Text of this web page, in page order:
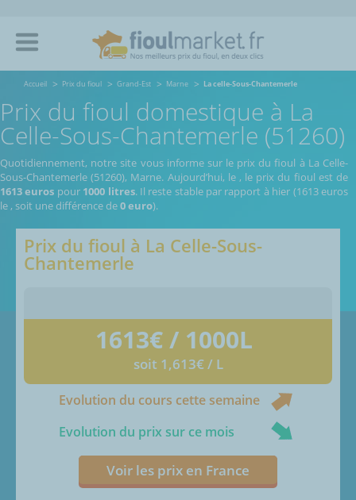
Accueil Prix du fioul Grand-Est Marne La celle-Sous-Chantemerle
Prix du fioul domestique à La
Celle-Sous-Chantemerle (51260)
Quotidiennement, notre site vous informe sur le prix du fioul à La Celle-
Sous-Chantemerle (51260), Marne. Aujourd’hui, le , le prix du fioul est de
1613 euros pour 1000 litres. Il reste stable par rapport à hier (1613 euros
le , soit une différence de0 euro).
Prix du fioul à La Celle-Sous-
Chantemerle
1613€ / 1000L
soit 1,613€ / L
Evolution du cours cette semaine
Evolution du prix sur ce mois
Voir les prix en France